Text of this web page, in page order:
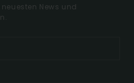
News und